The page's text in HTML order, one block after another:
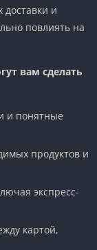
и
повлиять на
вам сделать
и понятные
продуктов и
экспресс-
картой,